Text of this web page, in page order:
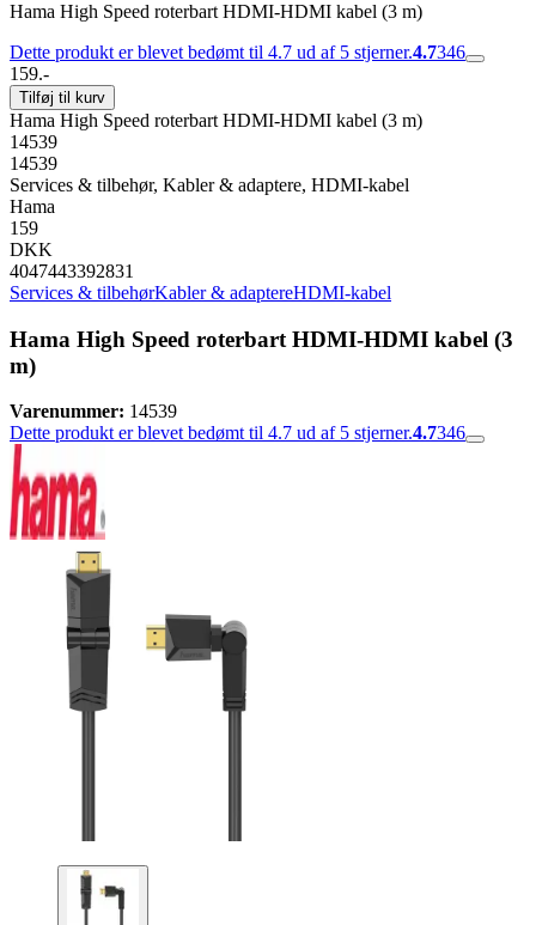
Hama High Speed roterbart HDMI-HDMI kabel (3 m)
Dette produkt er blevet bedømt til 4.7 ud af 5 stjerner.4.7346
159.-
Tilføj til kurv
Hama High Speed roterbart HDMI-HDMI kabel (3 m)
14539
14539
Services & tilbehør, Kabler & adaptere, HDMI-kabel
Hama
159
DKK
4047443392831
Services & tilbehørKabler & adaptereHDMI-kabel
Hama High Speed roterbart HDMI-HDMI kabel (3
m)
Varenummer: 14539
Dette produkt er blevet bedømt til 4.7 ud af 5 stjerner.4.7346